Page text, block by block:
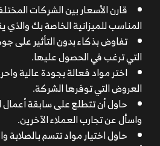
قارن الأسعار بين الشركات
المناسب للميزانية الخاصة بك والذي
تفاوض بذكاء بدون التأثير على
التي ترغب في الحصول عليها.
اختر مواد فعالة بجودة عالية
العروض التي توفرها الشركة.
حاول أن تتطلع على سابقة أعمال
واسأل عن تجارب العملاء الآخرين.
حاول اختيار مواد تتسم